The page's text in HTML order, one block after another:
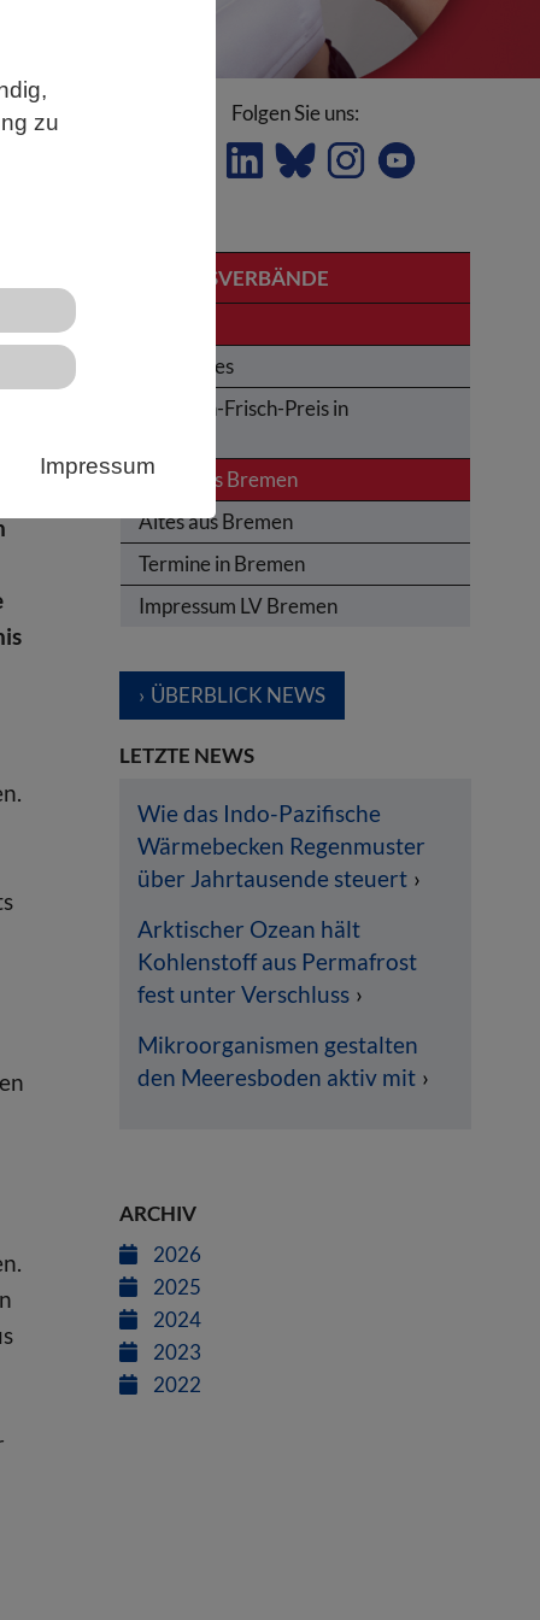
zu
Impressum
Folgen Sie uns:
LANDESVERBÄNDE
Obituaries
Karl-von-Frisch-Preis in
News aus Bremen
Altes aus Bremen
Termine in Bremen
Impressum LV Bremen
ÜBERBLICK NEWS
LETZTE NEWS
Wie das Indo-Pazifische
Wärmebecken Regenmuster
über Jahrtausende steuert
Arktischer Ozean hält
Kohlenstoff aus Permafrost
fest unter Verschluss
Mikroorganismen gestalten
den Meeresboden aktiv mit
ARCHIV
2026
2025
2024
2023
2022